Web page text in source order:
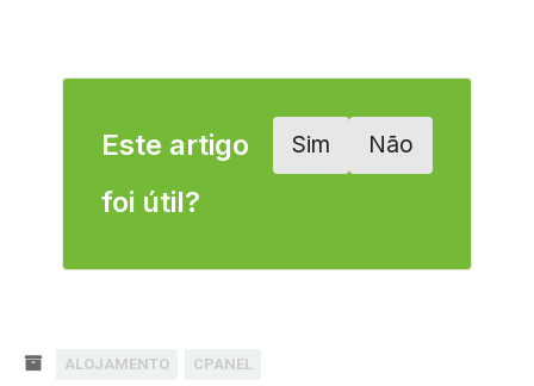
Este artigo
foi útil?
Sim Não
ALOJAMENTO CPANEL